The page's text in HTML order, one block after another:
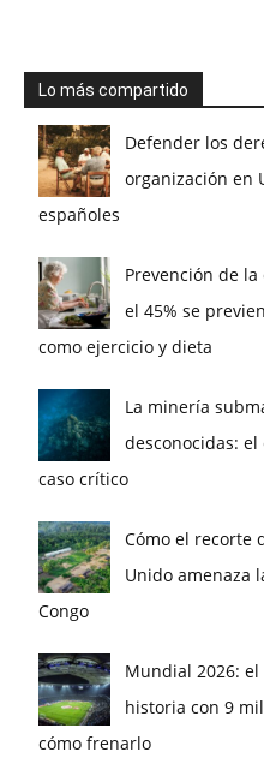
Lo más compartido
Defender los
organización en
españoles
Prevención de
el 45% se
como ejercicio y dieta
La minería
desconocidas:
caso crítico
Cómo el recorte
Unido amenaza
Congo
Mundial 2026:
historia con 9
cómo frenarlo